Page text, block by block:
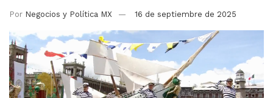
Por Negocios y Política MX 16 de septiembre de 2025